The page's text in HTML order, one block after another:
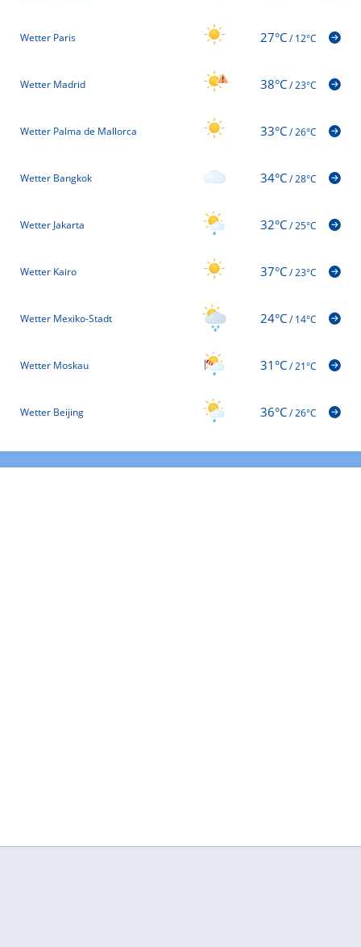
Wetter Paris 27°C/12°C
Wetter Madrid 38°C/23°C
Wetter Palma de Mallorca 33°C/26°C
Wetter Bangkok 34°C/28°C
Wetter Jakarta 32°C/25°C
Wetter Kairo 37°C/23°C
Wetter Mexiko-Stadt 24°C/14°C
Wetter Moskau 31°C/21°C
Wetter Beijing 36°C/26°C